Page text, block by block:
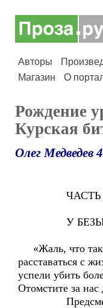
Авторы
Магазин
О
Рождение
Курская
Олег Медведев 4
ЧАСТЬ
У
«Жаль, что так
расставаться с
успели убить
Отомстите за